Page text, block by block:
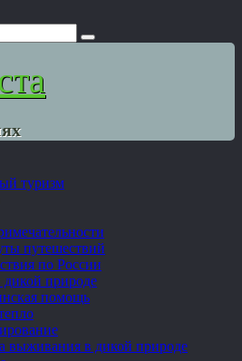
туризм
путешествий
по России
природе
помощь
выживания в дикой природе